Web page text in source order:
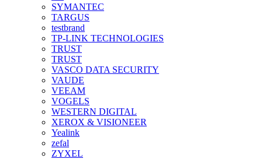
SYMANTEC
TARGUS
testbrand
TP-LINK TECHNOLOGIES
TRUST
TRUST
VASCO DATA SECURITY
VAUDE
VEEAM
VOGELS
WESTERN DIGITAL
XEROX & VISIONEER
Yealink
zefal
ZYXEL